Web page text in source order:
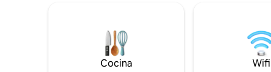
propiedad se encuentra al final de una
carretera privada y está rodeada por 65
acres boscosos. Entorno tranquilo con
arroyo, chimenea, mesa de picnic y zona
fogatas
vivir
de
Cocina Wifi